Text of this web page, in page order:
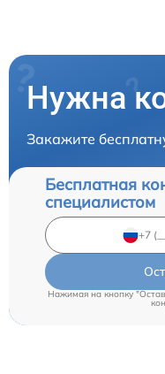
Нужна
Закажите
Бесплатная
специалистом
Нажимая на кнопку